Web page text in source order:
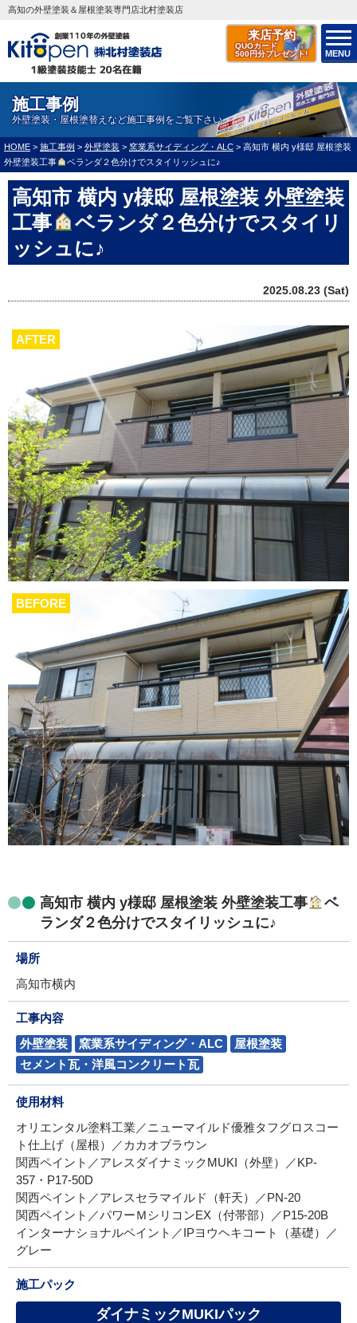
来店予約
QUOカード
500円分プレゼント!
MENU
高知の外壁塗装＆屋根塗装専門店北村塗装店
施工事例
外壁塗装・屋根塗替えなど施工事例をご覧下さい
HOME > 施工事例 > 外壁塗装 > 窯業系サイディング・ALC > 高知市 横内 y様邸 屋根塗装
外壁塗装工事
ベランダ２色分けでスタイリッシュに♪
高知市 横内 y様邸 屋根塗装 外壁塗装
工事
ベランダ２色分けでスタイリ
ッシュに♪
2025.08.23 (Sat)
AFTER
BEFORE
高知市 横内 y様邸 屋根塗装 外壁塗装工事
ベ
ランダ２色分けでスタイリッシュに♪
場所
高知市横内
工事内容
外壁塗装
窯業系サイディング・ALC
屋根塗装
セメント瓦・洋風コンクリート瓦
使用材料
オリエンタル塗料工業／ニューマイルド優雅タフグロスコー
ト仕上げ（屋根）／カカオブラウン
関西ペイント／アレスダイナミックMUKI（外壁）／KP-
357・P17-50D
関西ペイント／アレスセラマイルド（軒天）／PN-20
関西ペイント／パワーＭシリコンEX（付帯部）／P15-20B
インターナショナルペイント／IPヨウヘキコート（基礎）／
グレー
施工パック
ダイナミックMUKIパック